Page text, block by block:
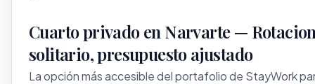
Cuarto privado en Narvarte —
solitario, presupuesto ajustado
La opción más accesible del portafolio de StayWork